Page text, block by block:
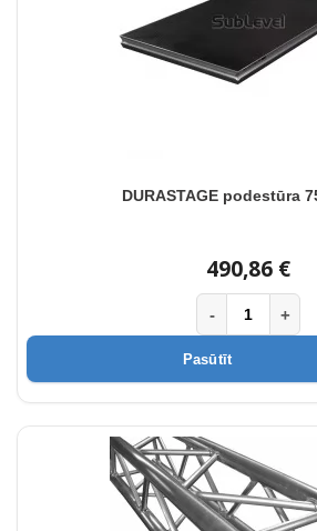
DURASTAGE podestūra
490,86 €
- +
Pasūtīt